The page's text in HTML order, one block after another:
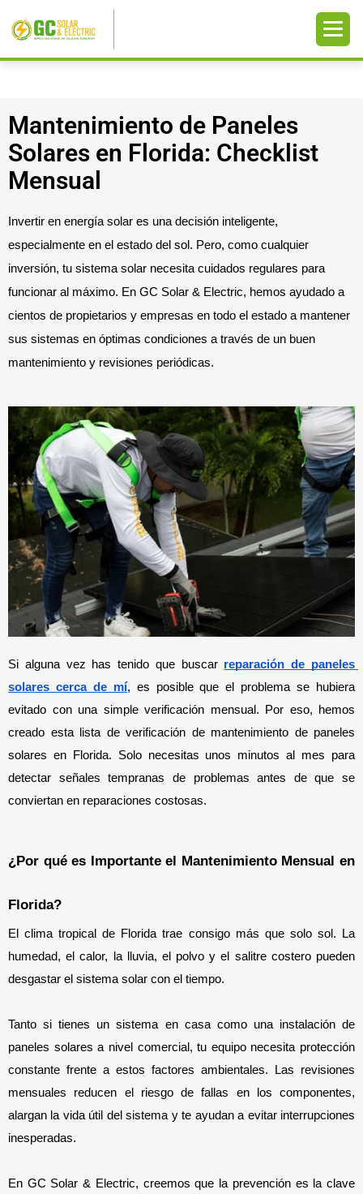
Mantenimiento de Paneles
Solares en Florida: Checklist
Mensual
Invertir en energía solar es una decisión inteligente,
especialmente en el estado del sol. Pero, como cualquier
inversión, tu sistema solar necesita cuidados regulares para
funcionar al máximo. En GC Solar & Electric, hemos ayudado a
cientos de propietarios y empresas en todo el estado a mantener
sus sistemas en óptimas condiciones a través de un buen
mantenimiento y revisiones periódicas.
Si alguna vez has tenido que buscar reparación de paneles
solares cerca de mí, es posible que el problema se hubiera
evitado con una simple verificación mensual. Por eso, hemos
creado esta lista de verificación de mantenimiento de paneles
solares en Florida. Solo necesitas unos minutos al mes para
detectar señales tempranas de problemas antes de que se
conviertan en reparaciones costosas.
¿Por qué es Importante el Mantenimiento Mensual en
Florida?
El clima tropical de Florida trae consigo más que solo sol. La
humedad, el calor, la lluvia, el polvo y el salitre costero pueden
desgastar el sistema solar con el tiempo.
Tanto si tienes un sistema en casa como una instalación de
paneles solares a nivel comercial, tu equipo necesita protección
constante frente a estos factores ambientales. Las revisiones
mensuales reducen el riesgo de fallas en los componentes,
alargan la vida útil del sistema y te ayudan a evitar interrupciones
inesperadas.
En GC Solar & Electric, creemos que la prevención es la clave